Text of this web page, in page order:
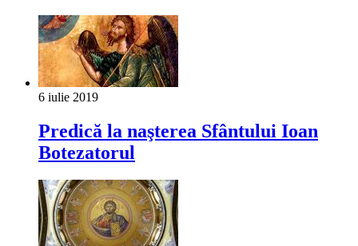
6 iulie 2019
Predică la naşterea Sfântului Ioan
Botezatorul